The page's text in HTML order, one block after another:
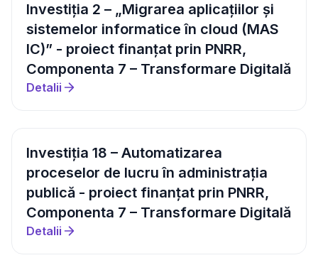
Investiția 2 – „Migrarea aplicațiilor și
sistemelor informatice în cloud (MAS
IC)” - proiect finanțat prin PNRR,
Componenta 7 – Transformare Digitală
Detalii
Investiția 18 – Automatizarea
proceselor de lucru în administrația
publică - proiect finanțat prin PNRR,
Componenta 7 – Transformare Digitală
Detalii